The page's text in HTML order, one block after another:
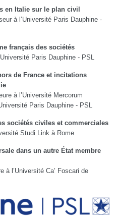
en Italie sur le plan civil
à l’Université Paris Dauphine -
français des sociétés
Paris Dauphine - PSL
de France et incitations
à l’Université Mercorum
Paris Dauphine - PSL
sociétés civiles et commerciales
Studi Link à Rome
dans un autre État membre
à l’Université Ca’ Foscari de